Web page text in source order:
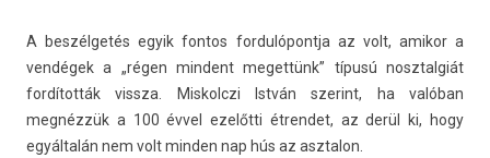
A beszélgetés egyik fon­tos for­dulópontja az volt, amikor a
vendégek a „régen min­dent meget­tünk” típusú nosztal­giát
fordították vissza. Mis­kolczi István szerint, ha valóban
megnézzük a 100 évvel ezelőtti étren­det, az derül ki, hogy
egyáltalán nem volt mind­en nap hús az as­ztalon.